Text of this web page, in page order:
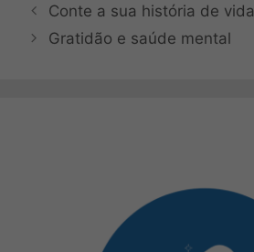
Conte a sua história de vida
Gratidão e saúde mental